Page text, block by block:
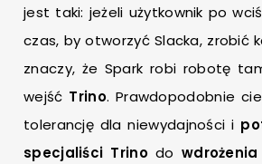
jest taki: jeżeli użytkownik po
czas, by otworzyć Slacka, zrobić
znaczy, że Spark robi robotę
wejść Trino. Prawdopodobnie
tolerancję dla niewydajności i
specjaliści Trinodo wdrożenia